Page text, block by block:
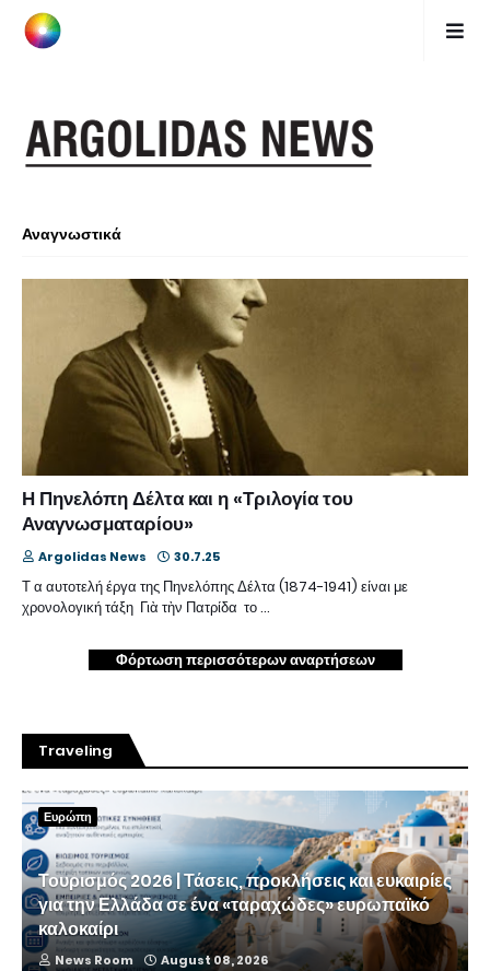
Αναγνωστικά
Η Πηνελόπη Δέλτα και η «Τριλογία του
Αναγνωσματαρίου»
Argolidas News 30.7.25
Τ α αυτοτελή έργα της Πηνελόπης Δέλτα (1874-1941) είναι με
χρονολογική τάξη Γιὰ τὴν Πατρίδα το …
Φόρτωση περισσότερων αναρτήσεων
Traveling
Ευρώπη
Τουρισμός 2026 | Τάσεις, προκλήσεις και ευκαιρίες
για την Ελλάδα σε ένα «ταραχώδες» ευρωπαϊκό
καλοκαίρι
News Room August 08, 2026